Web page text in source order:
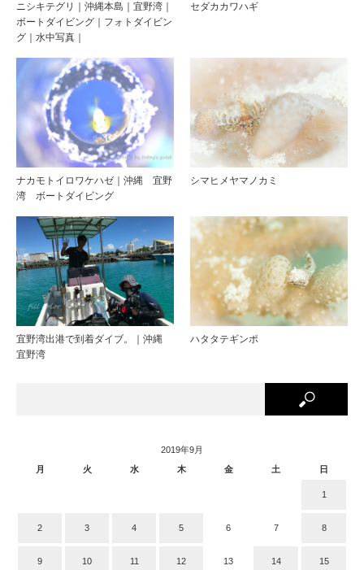
ニシキテグリ｜沖縄本島｜宜野湾｜
ボートダイビング｜フォトダイビン
グ｜水中写真｜
セダカカワハギ
ナカモトイロワケハゼ｜沖縄 宜野
湾 ボートダイビング
シマヒメヤマノカミ
宜野湾出港で到着ダイブ。｜沖縄
宜野湾
ハタタテギンポ
2019年9月
月
火 水 木 金 土 日
1
2 3 4 5 6 7 8
9 10 11 12 13 14 15